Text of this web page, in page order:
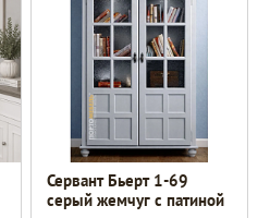
Сервант Бьерт 1-69
серый жемчуг с патиной